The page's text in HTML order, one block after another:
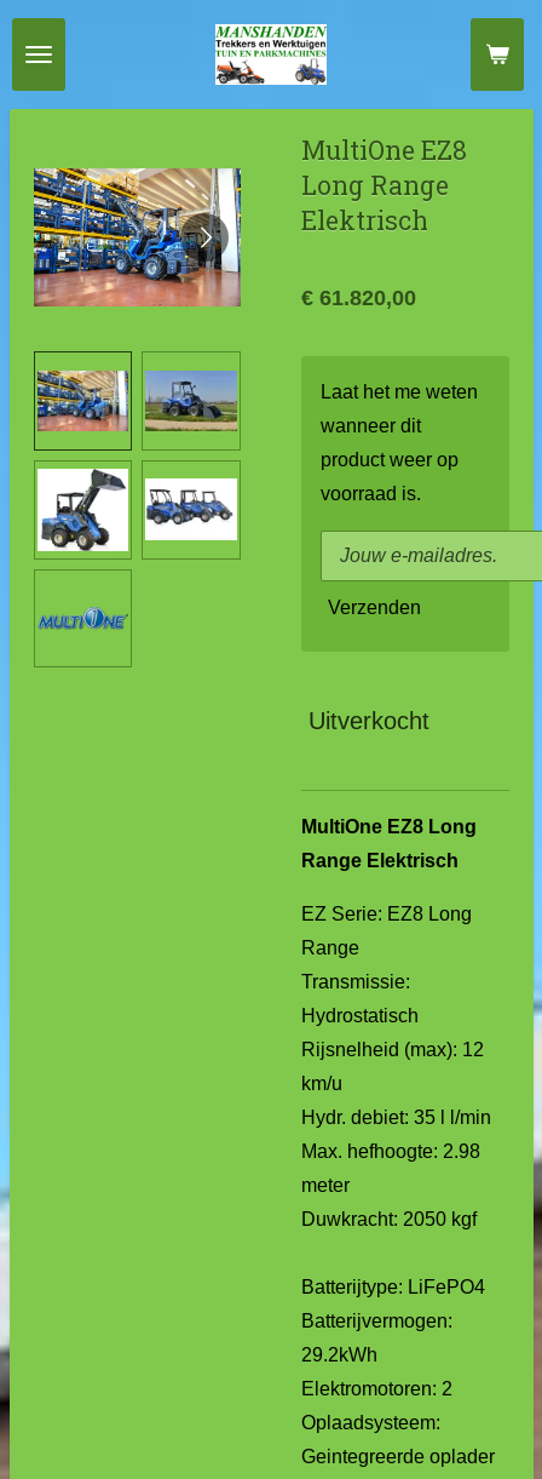
Ga
direct
naar
MultiOne EZ8
Long Range
Elektrisch
€ 61.820,00
Laat het me weten
wanneer dit
product weer op
voorraad is.
Verzenden
Uitverkocht
MultiOne EZ8 Long
Range Elektrisch
EZ Serie: EZ8 Long
Range
Transmissie:
Hydrostatisch
Rijsnelheid (max): 12
km/u
Hydr. debiet: 35 l l/min
Max. hefhoogte: 2.98
meter
Duwkracht: 2050 kgf
Batterijtype: LiFePO4
Batterijvermogen:
29.2kWh
Elektromotoren: 2
Oplaadsysteem:
Geintegreerde oplader